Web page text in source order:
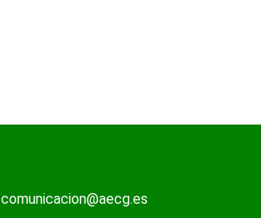
comunicacion@aecg.es